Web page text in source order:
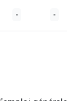
- -